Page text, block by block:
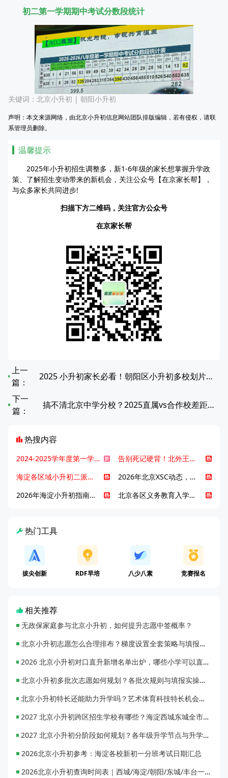
初二第一学期期中考试分数段统计
关键词： 北京小升初 | 朝阳小升初
声明：本文来源网络，由北京小升初信息网站团队排版编辑，若有侵权，请联
系管理员删除。
温馨提示
2025年小升初招生调整多，新1-6年级的家长想掌握升学政
策、了解招生变动带来的新机会，关注公众号【在京家长帮】，
与众多家长共同进步!
扫描下方二维码，关注官方公众号
在京家长帮
上一
篇：
2025 小升初家长必看！朝阳区小升初多校划片对应中学全览
下一
篇：
搞不清北京中学分校？2025直属vs合作校差距曝光！
热搜内容
2024-2025学年度第一学期北京各区期末考试真题试卷汇总
告别死记硬背！北外王牌精读词汇课，帮孩子突破英语词汇难关
海淀各区域小升初二派全攻略合集！区域一至五志愿填报、升学策略详解
2026年北京XSC动态，持续更新中ing...
2026年海淀小升初指南，一文了解招生政策要点
北京各区义务教育入学咨询电话汇总，25年小升初家长提前收藏
热门工具
拔尖创新 RDF早培 八少八素 竞赛报名
相关推荐
无政保家庭参与北京小升初，如何提升志愿中签概率？
北京小升初志愿怎么合理排布？梯度设置全套策略与填报避坑指南
2026 北京小升初对口直升新增名单出炉，哪些小学可以直升优质初中？
北京小升初多批次志愿如何规划？各批次规则与填报实操指南
北京小升初特长还能助力升学吗？艺术体育科技特长机会与误区全面解析
2027 北京小升初跨区招生学校有哪些？海淀西城东城全市招生校完整汇总
2027 北京小升初分阶段如何规划？各年级升学节点与升学通道全梳理
2026北京小升初参考：海淀各校新初一分班考试日期汇总
2026北京小升初查询时间表｜西城/海淀/朝阳/东城/丰台一键对照